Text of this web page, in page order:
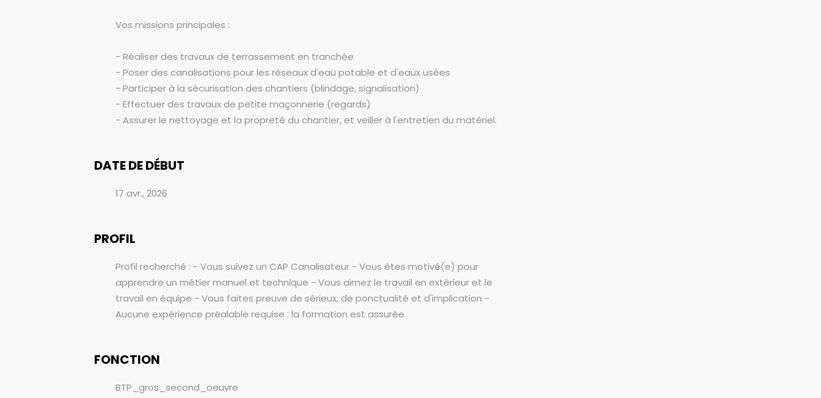
Vos missions principales :
- Réaliser des travaux de terrassement en tranchée
- Poser des canalisations pour les réseaux d'eau potable et d'eaux usées
- Participer à la sécurisation des chantiers (blindage, signalisation)
- Effectuer des travaux de petite maçonnerie (regards)
- Assurer le nettoyage et la propreté du chantier, et veiller à l'entretien du matériel.
DATE DE DÉBUT
17 avr., 2026
PROFIL
Profil recherché : - Vous suivez un CAP Canalisateur - Vous êtes motivé(e) pour
apprendre un métier manuel et technique - Vous aimez le travail en extérieur et le
travail en équipe - Vous faites preuve de sérieux, de ponctualité et d'implication -
Aucune expérience préalable requise : la formation est assurée
FONCTION
BTP_gros_second_oeuvre